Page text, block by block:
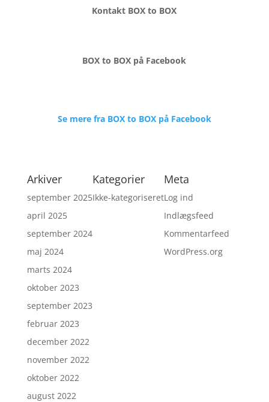
Kontakt BOX to BOX
BOX to BOX på Facebook
Se mere fra BOX to BOX på Facebook
Arkiver
september 2025
april 2025
september 2024
maj 2024
marts 2024
oktober 2023
september 2023
februar 2023
december 2022
november 2022
oktober 2022
august 2022
Kategorier
Ikke-kategoriseret
Meta
Log ind
Indlægsfeed
Kommentarfeed
WordPress.org